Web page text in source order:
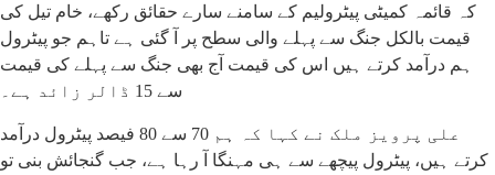
کہ قائمہ کمیٹی پیٹرولیم کے سامنے سارے حقائق رکھے، خام تیل کی
قیمت بالکل جنگ سے پہلے والی سطح پر آ گئی ہے تاہم جو پیٹرول
ہم درآمد کرتے ہیں اس کی قیمت آج بھی جنگ سے پہلے کی قیمت
سے 15 ڈالر زائد ہے۔
علی پرویز ملک نے کہا کہ ہم 70 سے 80 فیصد پیٹرول درآمد
کرتے ہیں، پیٹرول پیچھے سے ہی مہنگا آ رہا ہے، جب گنجائش بنی تو